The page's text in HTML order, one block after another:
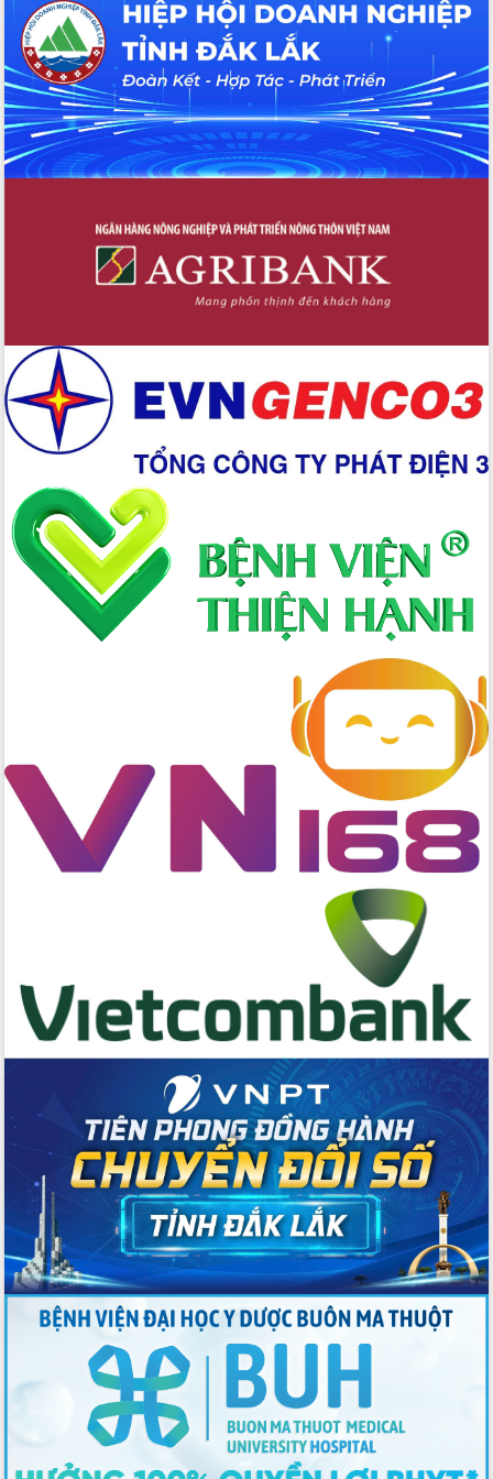
UBND tỉnh họp báo định kỳ tháng 4
năm 2026
Hội thảo khoa học “Giải pháp thúc đẩy
phát triển nền kinh tế xanh tại tỉnh
Đắk Lắk”
Tăng cường giám sát, đôn đốc thực
hiện nhiệm vụ quản lý tài sản công
công tác cải cách thủ tục hành chính
tại Trung tâm Phục vụ hành chính
Đắk Lắk: Tôn vinh 46 giải pháp tại Hội
Đắk Lắk rà soát, điều chỉnh Đề án 190
về phát triển nuôi trồng thủy sản
Phó Chủ tịch UBND tỉnh Đắk Lắk
Trương Công Thái kiểm tra thực địa
Dự án cao tốc Khánh Hòa - Buôn Ma
Định vị cà phê Việt Nam như một “di
sản sống” trong dòng chảy toàn cầu
Xây dựng nông thôn mới: Nâng cao đời
sống người dân từ những mô hình thiết
Quyết liệt tháo gỡ vướng mắc, đẩy
nhanh tiến độ các dự án trọng điểm
Đắk Lắk thời kỳ 2021-2030, tầm nhìn
đến năm 2050
Phát động chiến dịch 30 ngày đêm
giải phóng mặt bằng Tuyến đường bộ
ven biển
với Tập đoàn Bưu chính Viễn thông
Việt Nam
Đắk Lắk về phát triển nhân lực y tế
Du lịch Đắk Lắk nâng tầm trải nghiệm
du khách thông qua Hệ thống cơ sở dữ
liệu và Bản đồ số
Tập huấn ứng dụng trí tuệ nhân tạo (AI)
trong thương mại điện tử năm 2026
Đoàn đại biểu Quốc hội tỉnh Đắk Lắk
trao đổi thông tin trước Kỳ họp thứ
nhất, Quốc hội khóa XVI
Quyết liệt cải cách hành chính, khơi
thông nguồn lực phát triển
Nâng cao hiệu lực, hiệu quả HĐND
tỉnh thông qua hiện đại hóa hành chính
Xã Ea Phê gắn cải cách hành chính với
chuyển đổi số
Phó Chủ tịch Thường trực UBND tỉnh